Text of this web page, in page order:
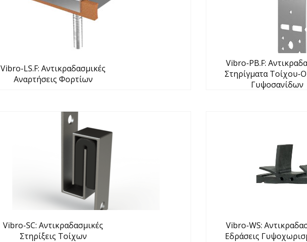
Vibro-LS.F: Αντικραδασμικές
Αναρτήσεις Φορτίων
Vibro-PB.F:
Στηρίγματα Τοίχου-
Γυψοσανίδων
Vibro-SC: Αντικραδασμικές
Στηρίξεις Τοίχων
Vibro-WS:
Εδράσεις